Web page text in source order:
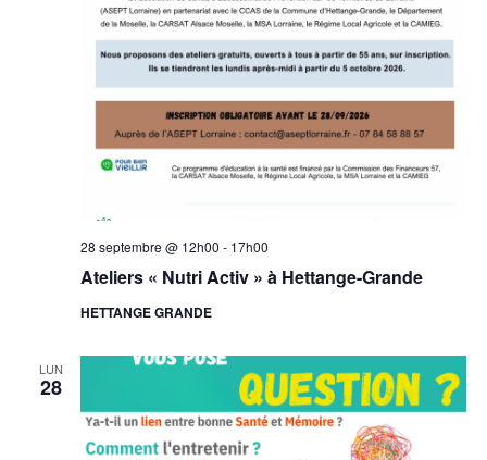
Ateliers « Nutri Activ » à Hettange-Grande
28 septembre @ 12h00 - 17h00
HETTANGE GRANDE
LUN
28